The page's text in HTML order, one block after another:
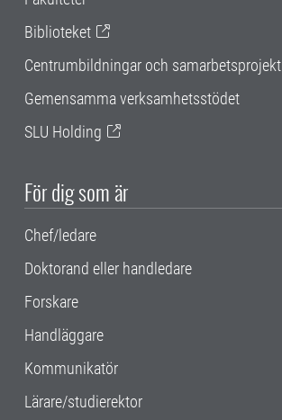
Biblioteket
Centrumbildningar och samarbetsprojekt
Gemensamma verksamhetsstödet
SLU Holding
För dig som är
Chef/ledare
Doktorand eller handledare
Forskare
Handläggare
Kommunikatör
Lärare/studierektor